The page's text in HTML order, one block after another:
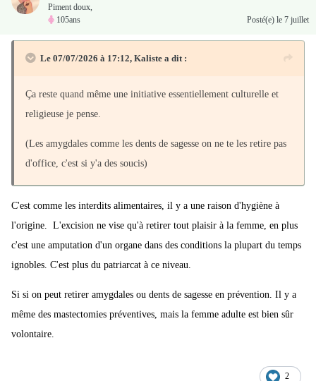
Piment doux,
105ans
Posté(e) le 7 juillet
Le 07/07/2026 à 17:12, Kaliste a dit :
Ça reste quand même une initiative essentiellement culturelle et
religieuse je pense.
(Les amygdales comme les dents de sagesse on ne te les retire pas
d'office, c'est si y'a des soucis)
C'est comme les interdits alimentaires, il y a une raison d'hygiène à
l'origine. L'excision ne vise qu'à retirer tout plaisir à la femme, en plus
c'est une amputation d'un organe dans des conditions la plupart du temps
ignobles. C'est plus du patriarcat à ce niveau.
Si si on peut retirer amygdales ou dents de sagesse en prévention. Il y a
même des mastectomies préventives, mais la femme adulte est bien sûr
volontaire.
2